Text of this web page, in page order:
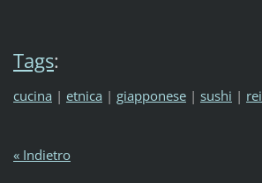
Tags:
cucina | etnica | giapponese | sushi | rei
« Indietro